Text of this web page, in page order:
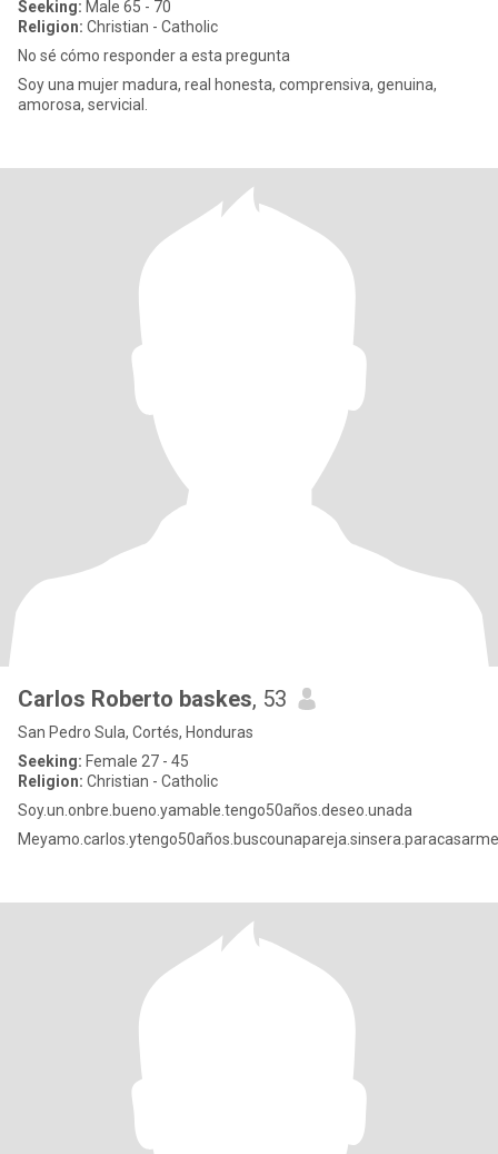
Seeking: Male 65 - 70
Religion: Christian - Catholic
No sé cómo responder a esta pregunta
Soy una mujer madura, real honesta, comprensiva, genuina,
amorosa, servicial.
Carlos Roberto baskes, 53
San Pedro Sula, Cortés, Honduras
Seeking: Female 27 - 45
Religion: Christian - Catholic
Soy.un.onbre.bueno.yamable.tengo50años.deseo.unada
Meyamo.carlos.ytengo50años.buscounapareja.sinsera.paracasarme